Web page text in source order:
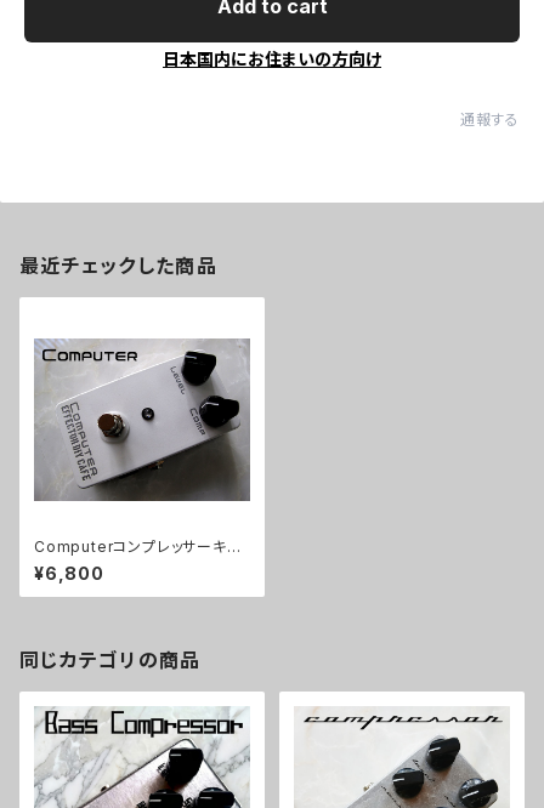
Add to cart
日本国内にお住まいの方向け
通報する
最近チェックした商品
Computerコンプレッサーキッ
ト【BASIC KIT】
¥6,800
同じカテゴリの商品